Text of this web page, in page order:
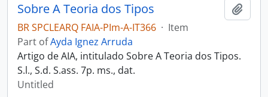
Sobre A Teoria dos Tipos
BR SPCLEARQ FAIA-PIm-A-IT366 · Item
Part ofAyda Ignez Arruda
Artigo de AIA, intitulado Sobre A Teoria dos Tipos.
S.l., S.d. S.ass. 7p. ms., dat.
Untitled